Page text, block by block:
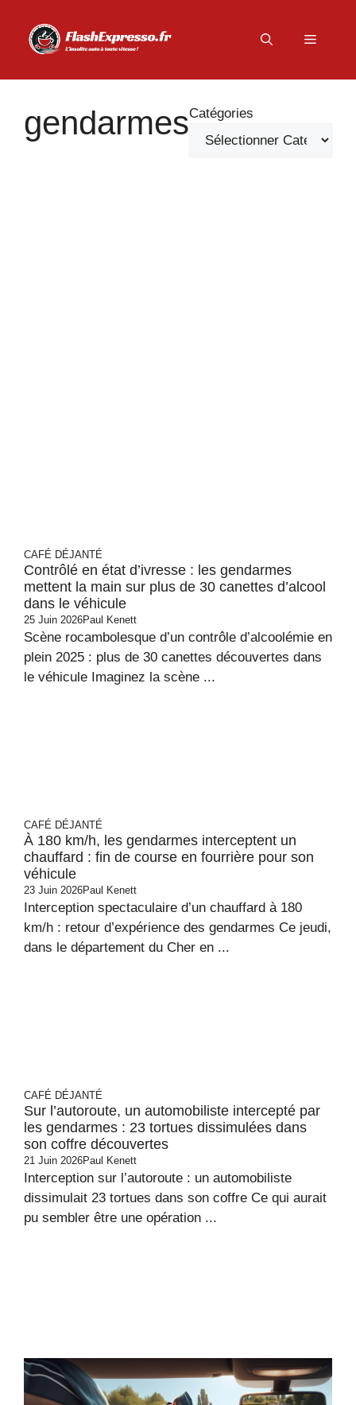
contenu
Menu
gendarmesCatégories
CAFÉ DÉJANTÉ
Contrôlé en état d’ivresse : les gendarmes
mettent la main sur plus de 30 canettes d’alcool
dans le véhicule
25 Juin 2026Paul Kenett
Scène rocambolesque d’un contrôle d’alcoolémie en
plein 2025 : plus de 30 canettes découvertes dans
le véhicule Imaginez la scène ...
CAFÉ DÉJANTÉ
À 180 km/h, les gendarmes interceptent un
chauffard : fin de course en fourrière pour son
véhicule
23 Juin 2026Paul Kenett
Interception spectaculaire d’un chauffard à 180
km/h : retour d’expérience des gendarmes Ce jeudi,
dans le département du Cher en ...
CAFÉ DÉJANTÉ
Sur l’autoroute, un automobiliste intercepté par
les gendarmes : 23 tortues dissimulées dans
son coffre découvertes
21 Juin 2026Paul Kenett
Interception sur l’autoroute : un automobiliste
dissimulait 23 tortues dans son coffre Ce qui aurait
pu sembler être une opération ...